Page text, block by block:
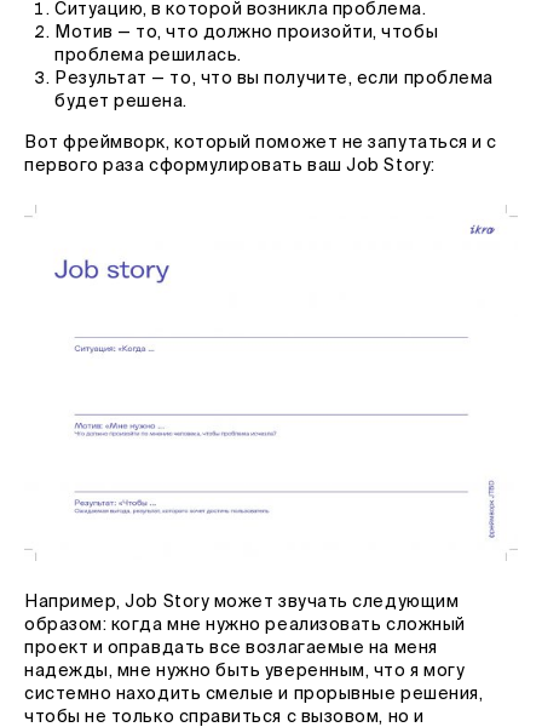
Ситуацию, в которой возникла проблема.
Мотив — то, что должно произойти, чтобы
проблема решилась.
Результат — то, что вы получите, если проблема
будет решена.
Вот фреймворк, который поможет не запутаться и с
первого раза сформулировать ваш Job Story:
Например, Job Story может звучать следующим
образом: когда мне нужно реализовать сложный
проект и оправдать все возлагаемые на меня
надежды, мне нужно быть уверенным, что я могу
системно находить смелые и прорывные решения,
чтобы не только справиться с вызовом, но и